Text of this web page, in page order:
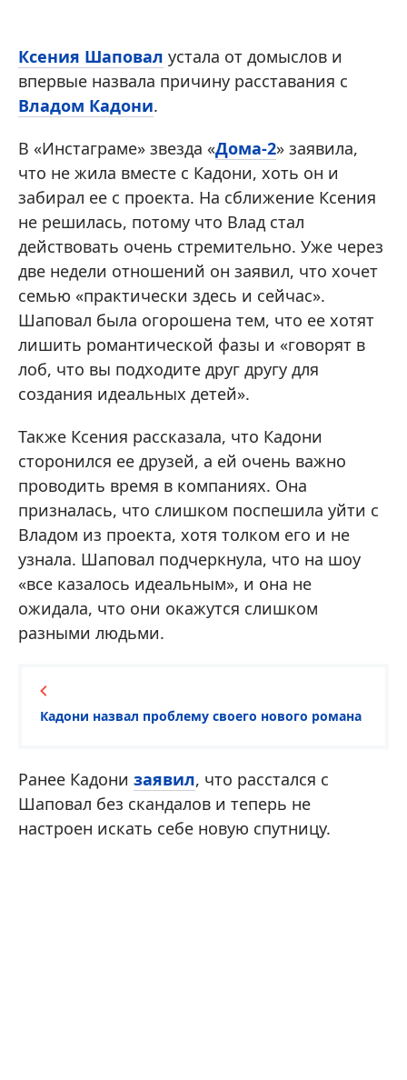
Ксения Шаповал устала от домыслов и
впервые назвала причину расставания с
Владом Кадони.
В «Инстаграме» звезда «Дома-2» заявила,
что не жила вместе с Кадони, хоть он и
забирал ее с проекта. На сближение Ксения
не решилась, потому что Влад стал
действовать очень стремительно. Уже через
две недели отношений он заявил, что хочет
семью «практически здесь и сейчас».
Шаповал была огорошена тем, что ее хотят
лишить романтической фазы и «говорят в
лоб, что вы подходите друг другу для
создания идеальных детей».
Также Ксения рассказала, что Кадони
сторонился ее друзей, а ей очень важно
проводить время в компаниях. Она
призналась, что слишком поспешила уйти с
Владом из проекта, хотя толком его и не
узнала. Шаповал подчеркнула, что на шоу
«все казалось идеальным», и она не
ожидала, что они окажутся слишком
разными людьми.
Кадони назвал проблему своего нового романа
Ранее Кадони заявил, что расстался с
Шаповал без скандалов и теперь не
настроен искать себе новую спутницу.